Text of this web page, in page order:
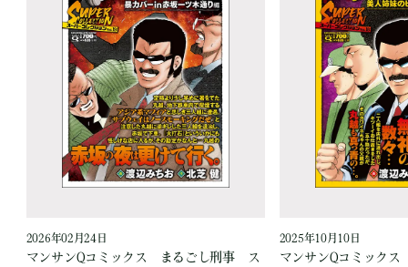
2026年02月24日
マンサンQコミックス まるごし刑事 ス
2025年10月10日
マンサンQコミック